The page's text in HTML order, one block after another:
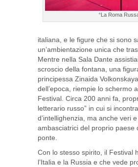
“La Roma
italiana, e le figure che si sono
un’ambientazione unica che
Mentre nella Sala Dante
scroscio della fontana, una
principessa Zinaida
dell’epoca, riempie lo schermo
Festival. Circa 200 anni fa,
letterario russo” in cui si
d’intellighenzia, ma anche veri
ambasciatrici del proprio
ponte.
Con lo stesso spirito, il Festival
l’Italia e la Russia e che vede